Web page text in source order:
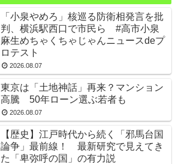
「小泉やめろ」核巡る防衛相発言を批
判、横浜駅西口で市民ら #高市小泉
麻生めちゃくちゃじゃんニュースdeプ
ロテスト
2026.08.07
東京は「土地神話」再来？マンション
高騰 50年ローン選ぶ若者も
2026.08.07
【歴史】江戸時代から続く「邪馬台国
論争」最前線！ 最新研究で見えてき
た「卑弥呼の国」の有力説